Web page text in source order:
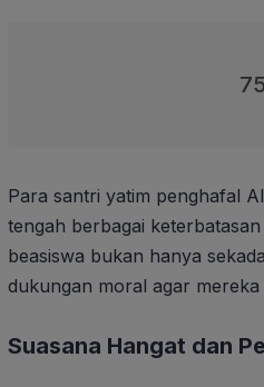
Para santri yatim penghafal
tengah berbagai
beasiswa bukan hanya
dukungan moral agar
Suasana Hangat dan